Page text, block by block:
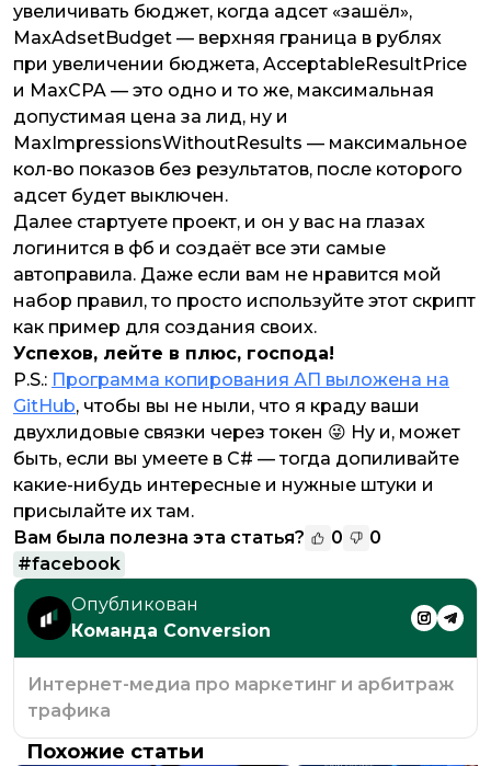
увеличивать бюджет, когда адсет «зашёл»,
MaxAdsetBudget — верхняя граница в рублях
при увеличении бюджета, AcceptableResultPrice
и MaxCPA — это одно и то же, максимальная
допустимая цена за лид, ну и
MaxImpressionsWithoutResults — максимальное
кол-во показов без результатов, после которого
адсет будет выключен.
Далее стартуете проект, и он у вас на глазах
логинится в фб и создаёт все эти самые
автоправила. Даже если вам не нравится мой
набор правил, то просто используйте этот скрипт
как пример для создания своих.
Успехов, лейте в плюс, господа!
P.S.: Программа копирования АП выложена на
GitHub, чтобы вы не ныли, что я краду ваши
двухлидовые связки через токен 😜 Ну и, может
быть, если вы умеете в C# — тогда допиливайте
какие-нибудь интересные и нужные штуки и
присылайте их там.
Вам была полезна эта статья?
0
0
#facebook
Опубликован
Команда Conversion
Интернет-медиа про маркетинг и арбитраж
трафика
Похожие статьи